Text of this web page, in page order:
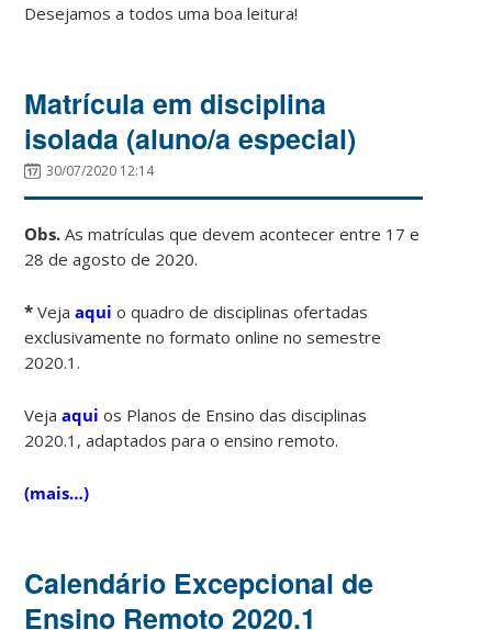
Desejamos a todos uma boa leitura!
Matrícula em disciplina
isolada (aluno/a especial)
30/07/2020 12:14
Obs. As matrículas que devem acontecer entre 17 e
28 de agosto de 2020.
*Vejaaqui o quadro de disciplinas ofertadas
exclusivamente no formato online no semestre
2020.1.
Vejaaquios Planos de Ensino das disciplinas
2020.1, adaptados para o ensino remoto.
(mais…)
Calendário Excepcional de
Ensino Remoto 2020.1